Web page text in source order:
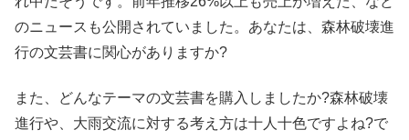
のニュースも公開されていました。あなたは、森林破壊進
行の文芸書に関心がありますか?
また、どんなテーマの文芸書を購入しましたか?森林破壊
進行や、大雨交流に対する考え方は十人十色ですよね?で